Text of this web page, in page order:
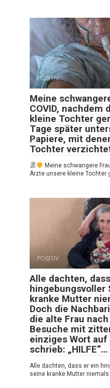
POSITIV
Meine
COVID, nachdem
kleine Tochter
Tage später
Papiere, mit
Tochter
Meine schwangere
Ärzte unsere kleine Tochter
POSITIV
Alle dachten,
hingebungsvoller
kranke Mutter
Doch die
die alte Frau
Besuche mit
einziges Wort
schrieb: „HILFE“…
Alle dachten, dass er ein
seine kranke Mutter niemals